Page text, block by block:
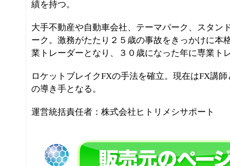
績を持つ。
大手不動産や自動車会社、テーマパーク、スタン
ーク。激務がたたり２５歳の事故をきっかけに本
業トレーダーとなり、３０歳になった年に専業ト
ロケットブレイクFXの手法を確立。現在はFX講
の導き手となる。
運営統括責任者：株式会社ヒトリメシサポート